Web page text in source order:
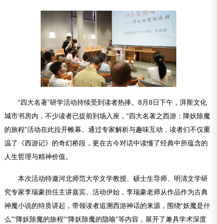
“四大名著”研学活动持续受到读者热捧。8月8日下午，湃斯文化
城市书房内，不少读者已提前到场入座，“四大名著之西游：降妖除魔
的旅程”活动在此拉开帷幕。通过专家解析与趣味互动，读者们不仅重
温了《西游记》的奇幻桥段，更在古今对话中读懂了经典中所蕴含的
人生哲理与精神价值。
本次活动特邀河北师范大学文学教授、硕士生导师、明清文学研
究专家李瑞豪担任主讲嘉宾。活动伊始，李瑞豪老师从作品作为古典
神魔小说的特质讲起，带领读者追溯西游神话的来源，围绕“妖魔是什
么”“降妖除魔的旅程”“降妖除魔的隐喻”等内容，展开了兼具学术深度